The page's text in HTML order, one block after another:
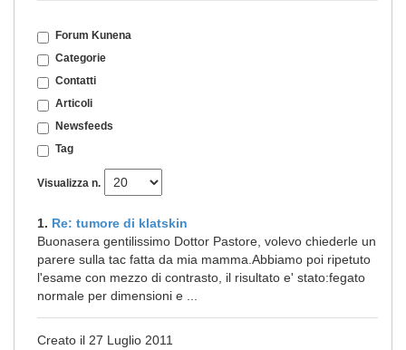
Forum Kunena
Categorie
Contatti
Articoli
Newsfeeds
Tag
Visualizza n.
1. Re: tumore di klatskin
Buonasera gentilissimo Dottor Pastore, volevo chiederle un
parere sulla tac fatta da mia mamma.Abbiamo poi ripetuto
l'esame con mezzo di contrasto, il risultato e' stato:fegato
normale per dimensioni e ...
Creato il 27 Luglio 2011